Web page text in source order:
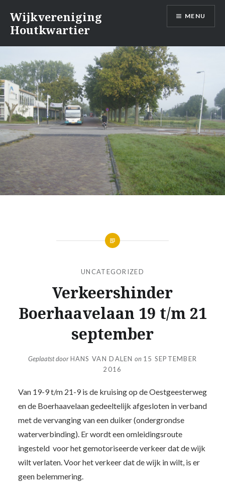
inhoud
Wijkvereniging
Houtkwartier
MENU
UNCATEGORIZED
Verkeershinder
Boerhaavelaan 19 t/m 21
september
Geplaatst doorHANS VAN DALEN on 15 SEPTEMBER
2016
Van 19-9 t/m 21-9 is de kruising op de Oestgeesterweg
en de Boerhaavelaan gedeeltelijk afgesloten in verband
met de vervanging van een duiker (ondergrondse
waterverbinding). Er wordt een omleidingsroute
ingesteld voor het gemotoriseerde verkeer dat de wijk
wilt verlaten. Voor het verkeer dat de wijk in wilt, is er
geen belemmering.